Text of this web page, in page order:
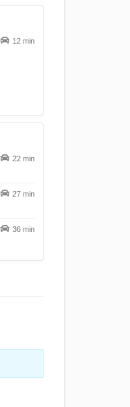
12 min
22 min
27 min
36 min